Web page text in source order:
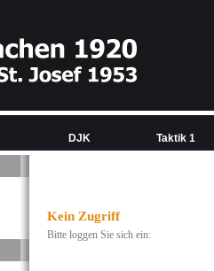
Kein Zugriff
Bitte loggen Sie sich ein:
DJK Taktik 1